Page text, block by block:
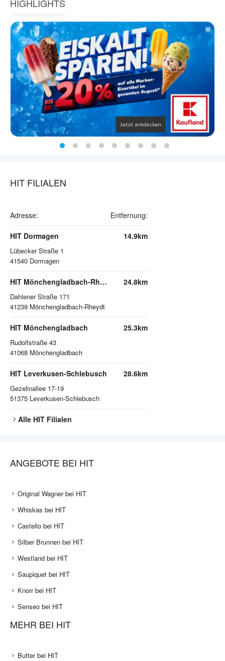
HIGHLIGHTS
HIT FILIALEN
Adresse: Entfernung:
HIT Dormagen
Lübecker Straße 1
41540 Dormagen
14.9km
HIT Mönchengladbach-Rheydt
Dahlener Straße 171
41239 Mönchengladbach-Rheydt
24.8km
HIT Mönchengladbach
Rudolfstraße 43
41068 Mönchengladbach
25.3km
HIT Leverkusen-Schlebusch
Gezelinallee 17-19
51375 Leverkusen-Schlebusch
28.6km
Alle HIT Filialen
ANGEBOTE BEI HIT
Original Wagner bei HIT
Whiskas bei HIT
Castello bei HIT
Silber Brunnen bei HIT
Westland bei HIT
Saupiquet bei HIT
Knorr bei HIT
Senseo bei HIT
MEHR BEI HIT
Butter bei HIT